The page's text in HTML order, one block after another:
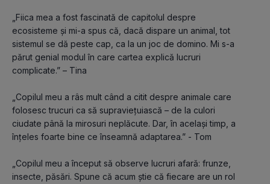
„Fiica mea a fost fascinată de capitolul despre
ecosisteme și mi-a spus că, dacă dispare un animal, tot
sistemul se dă peste cap, ca la un joc de domino. Mi s-a
părut genial modul în care cartea explică lucruri
complicate.” – Tina
„Copilul meu a râs mult când a citit despre animale care
folosesc trucuri ca să supraviețuiască – de la culori
ciudate până la mirosuri neplăcute. Dar, în același timp, a
înțeles foarte bine ce înseamnă adaptarea.” - Tom
„Copilul meu a început să observe lucruri afară: frunze,
insecte, păsări. Spune că acum știe că fiecare are un rol